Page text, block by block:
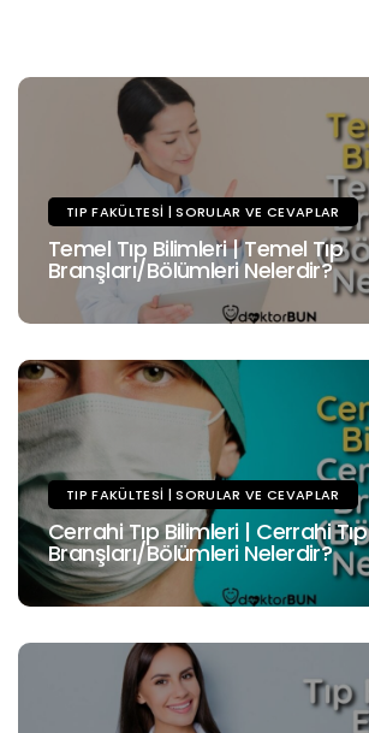
TIP FAKÜLTESI | SORULAR VE CEVAPLAR
Temel Tıp Bilimleri | Temel Tıp
Branşları/Bölümleri Nelerdir?
TIP FAKÜLTESI | SORULAR VE CEVAPLAR
Cerrahi Tıp Bilimleri | Cerrahi Tıp
Branşları/Bölümleri Nelerdir?